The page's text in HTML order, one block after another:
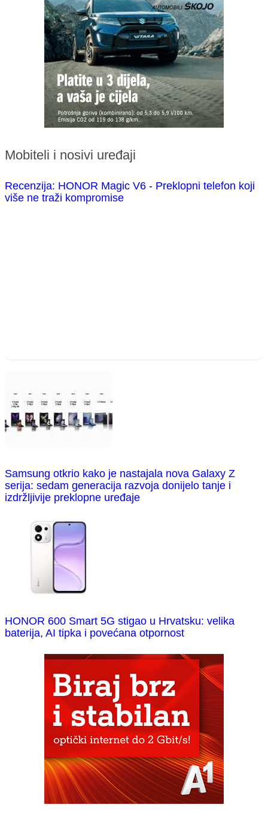
Mobiteli i nosivi uređaji
Recenzija: HONOR Magic V6 - Preklopni telefon koji
više ne traži kompromise
Samsung otkrio kako je nastajala nova Galaxy Z
serija: sedam generacija razvoja donijelo tanje i
izdržljivije preklopne uređaje
HONOR 600 Smart 5G stigao u Hrvatsku: velika
baterija, AI tipka i povećana otpornost